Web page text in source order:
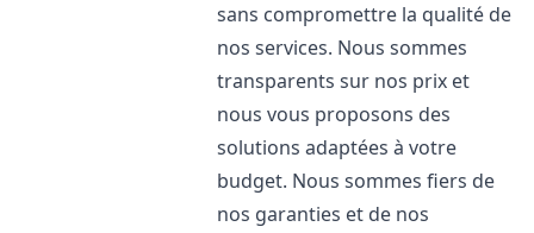
sans compromettre la qualité de
nos services. Nous sommes
transparents sur nos prix et
nous vous proposons des
solutions adaptées à votre
budget. Nous sommes fiers de
nos garanties et de nos